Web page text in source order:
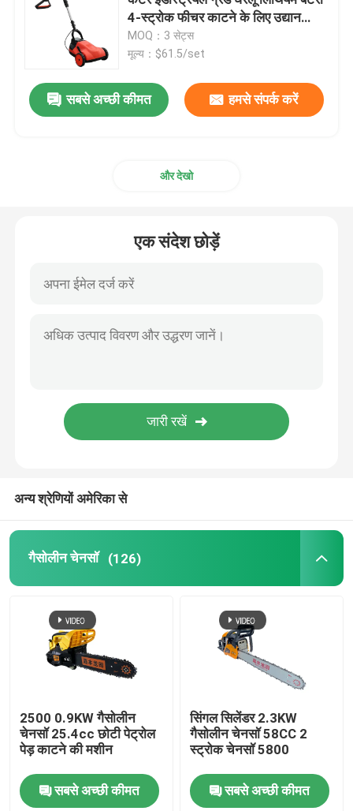
एक संदेश छोड़ें
प्रस्तुत
इलेक्ट्रिक ब्रश कटर
इलेक्ट्रिक प्रूनर शियर्स
ब्रश कटर पार्ट्स
ताररहित हेज ट्रिमर
पत्ती और बर्फ बनाने वाला
अन्य
4-स्ट्रोक फीचर काटने के लिए उद्यान
उपकरण
MOQ：3 सेट्स
मूल्य：$61.5/set
सबसे अच्छी कीमत हमसे संपर्क करें
और देखो
एक संदेश छोड़ें
अन्य श्रेणियों अमेरिका से
गैसोलीन चेनसॉ (126)
2500 0.9KW गैसोलीन
चेनसॉ 25.4cc छोटी पेट्रोल
पेड़ काटने की मशीन
सबसे अच्छी कीमत
सिंगल सिलेंडर 2.3KW
गैसोलीन चेनसॉ 58CC 2
स्ट्रोक चेनसॉ 5800
सबसे अच्छी कीमत